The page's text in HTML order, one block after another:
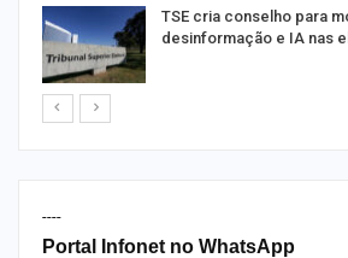
TSE cria conselho para
desinformação e IA nas
----
Portal Infonet no WhatsApp